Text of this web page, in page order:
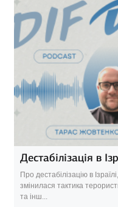
Дестабілізація в
Про дестабілізацію в
змінилася тактика
та інш...